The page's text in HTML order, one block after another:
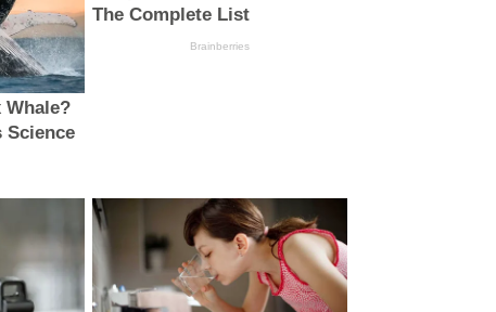
Whale?
Science
The Complete List
Brainberries